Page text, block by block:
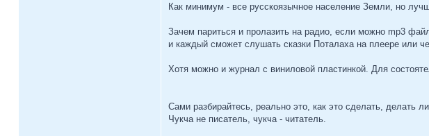
Как минимум - все русскоязычное население Земли, но
Зачем париться и пролазить на радио, если можно mp3
и каждый сможет слушать сказки Поталаха на плеере или
Хотя можно и журнал с виниловой пластинкой. Для
Сами разбирайтесь, реально это, как это сделать, делать
Чукча не писатель, чукча - читатель.